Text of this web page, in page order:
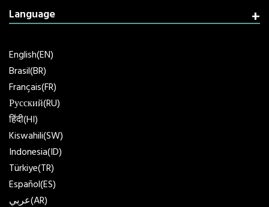
Language
English(EN)
Brasil(BR)
Français(FR)
Русский(RU)
हिंदी(HI)
Kiswahili(SW)
Indonesia(ID)
Türkiye(TR)
Español(ES)
عربي(AR)